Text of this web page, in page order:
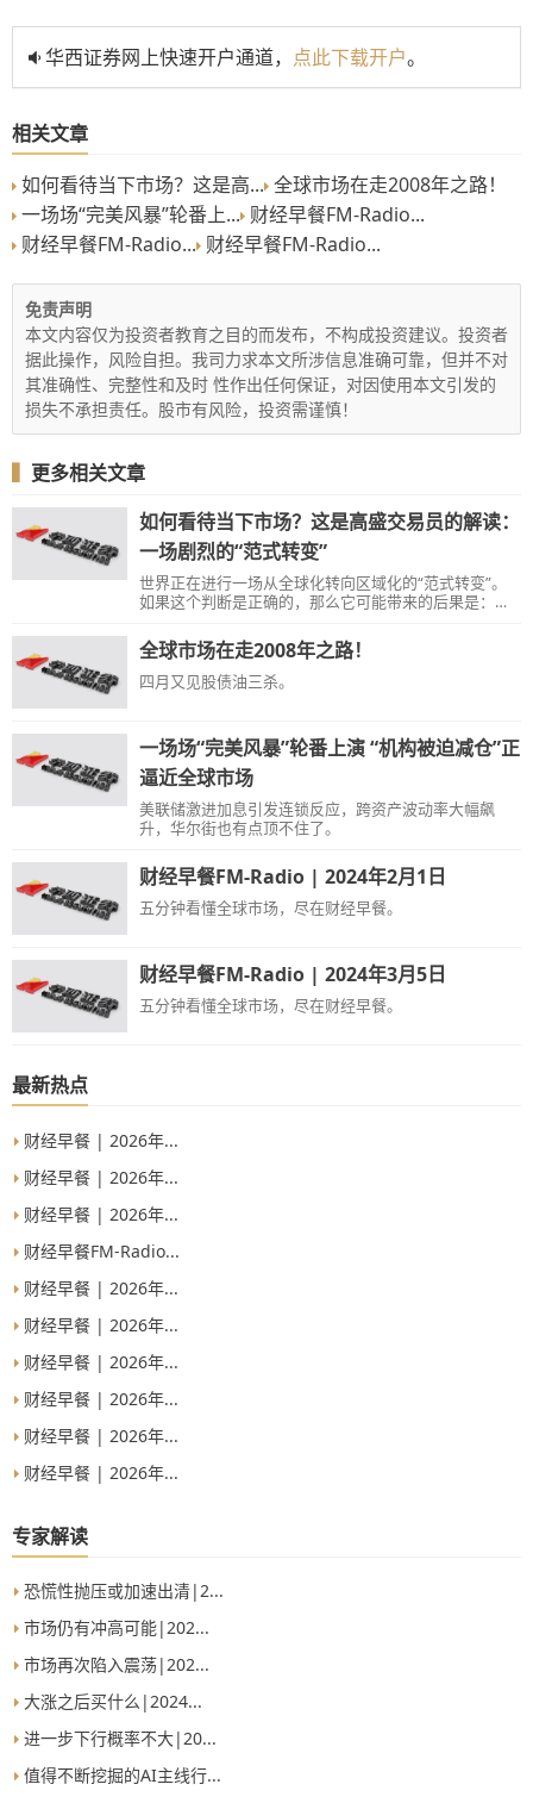
华西证券网上快速开户通道， 点此下载开户。
相关文章
如何看待当下市场？这是高... 全球市场在走2008年之路！
一场场“完美风暴”轮番上... 财经早餐FM-Radio...
财经早餐FM-Radio... 财经早餐FM-Radio...
免责声明
本文内容仅为投资者教育之目的而发布，不构成投资建议。投资者
据此操作，风险自担。我司力求本文所涉信息准确可靠，但并不对
其准确性、完整性和及时 性作出任何保证，对因使用本文引发的
损失不承担责任。股市有风险，投资需谨慎！
更多相关文章
如何看待当下市场？这是高盛交易员的解读：
一场剧烈的“范式转变”
世界正在进行一场从全球化转向区域化的“范式转变”。
如果这个判断是正确的，那么它可能带来的后果是：更
全球市场在走2008年之路！
四月又见股债油三杀。
一场场“完美风暴”轮番上演 “机构被迫减仓”正
逼近全球市场
美联储激进加息引发连锁反应，跨资产波动率大幅飙
升，华尔街也有点顶不住了。
财经早餐FM-Radio | 2024年2月1日
五分钟看懂全球市场，尽在财经早餐。
财经早餐FM-Radio | 2024年3月5日
五分钟看懂全球市场，尽在财经早餐。
最新热点
财经早餐 | 2026年...
财经早餐 | 2026年...
财经早餐 | 2026年...
财经早餐FM-Radio...
财经早餐 | 2026年...
财经早餐 | 2026年...
财经早餐 | 2026年...
财经早餐 | 2026年...
财经早餐 | 2026年...
财经早餐 | 2026年...
专家解读
恐慌性抛压或加速出清|2...
市场仍有冲高可能|202...
市场再次陷入震荡|202...
大涨之后买什么|2024...
进一步下行概率不大|20...
值得不断挖掘的AI主线行...